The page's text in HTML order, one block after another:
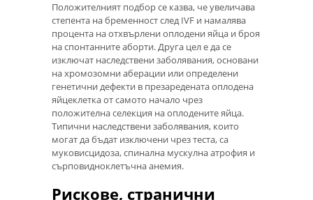
Положителният подбор се казва, че увеличава
степента на бременност след IVF и намалява
процента на отхвърлени оплодени яйца и броя
на спонтанните аборти. Друга цел е да се
изключат наследствени заболявания, основани
на хромозомни аберации или определени
генетични дефекти в презаредената оплодена
яйцеклетка от самото начало чрез
положителна селекция на оплодените яйца.
Типични наследствени заболявания, които
могат да бъдат изключени чрез теста, са
муковисцидоза, спинална мускулна атрофия и
сърповидноклетъчна анемия.
Рискове, странични